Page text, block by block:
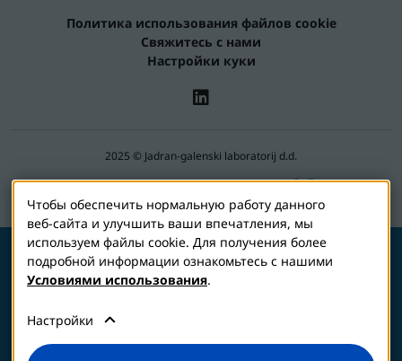
Политика использования файлов cookie
Свяжитесь с нами
Настройки куки
2025 © Jadran-galenski laboratorij d.d.
ПЕРЕД ПРИМЕНЕНИЕМ ВНИМАТЕЛЬНО
МЕДИЦИНСКОМУ ПРИМЕНЕНИЮ.
САМОЛЕЧЕНИЕ МОЖЕТ БЫТЬ ВРЕДНЫМ ДЛЯ
Чтобы обеспечить нормальную работу данного
веб-сайта и улучшить ваши впечатления, мы
используем файлы cookie. Для получения более
подробной информации ознакомьтесь с нашими
Условиями использования.
Настройки